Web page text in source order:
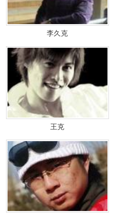
李久克
王克